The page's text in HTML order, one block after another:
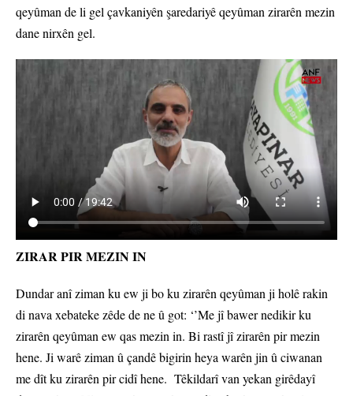
qeyûman de li gel çavkaniyên şaredariyê qeyûman zirarên mezin
dane nirxên gel.
ZIRAR PIR MEZIN IN
Dundar anî ziman ku ew ji bo ku zirarên qeyûman ji holê rakin
di nava xebateke zêde de ne û got: ‘’Me jî bawer nedikir ku
zirarên qeyûman ew qas mezin in. Bi rastî jî zirarên pir mezin
hene. Ji warê ziman û çandê bigirin heya warên jin û ciwanan
me dît ku zirarên pir cidî hene. Têkildarî van yekan girêdayî